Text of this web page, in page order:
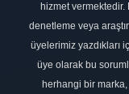
hizmet
denetleme veya
üyelerimiz yazdıkları
üye olarak bu
herhangi bir marka,